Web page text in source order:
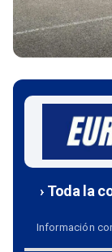
› Toda la
Información